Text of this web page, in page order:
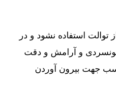
استفاده نشود و در
و آرامش و دقت
جهت بیرون آوردن